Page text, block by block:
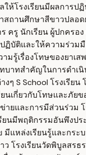
โรงเรียนมีผลการ
ถานศึกษาสีขาวปลอ
นักเรียน ผู้ปกครอง
ติและให้ความร่วมมื
รู้เรื่องโทษของยาเ
าทสำคัญในการดำเ
School โรงเรียน
เกี่ยวกับโทษและภัย
ยและการมีส่วนร่วม
มีพฤติกรรมอันพึงป
หล่งเรียนรู้และกร
โรงเรียนวัดพิบูลสร